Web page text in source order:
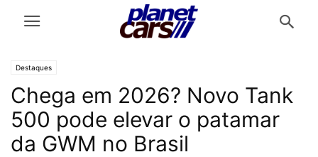
Destaques
Chega em 2026? Novo Tank
500 pode elevar o patamar
da GWM no Brasil